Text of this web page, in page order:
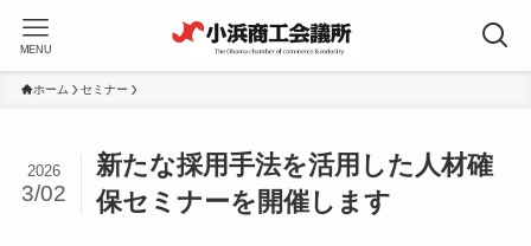
MENU
ホーム セミナー
新たな採用手法を活用した人材確
保セミナーを開催します
2026
3/02